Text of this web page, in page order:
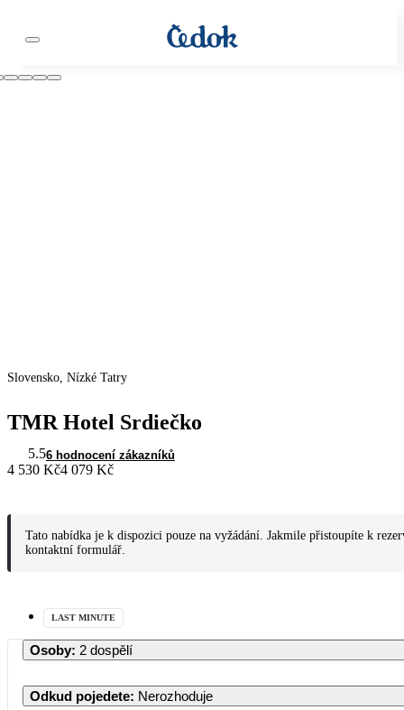
Slovensko, Nízké Tatry
TMR Hotel Srdiečko
5.56 hodnocení zákazníků
4 530 Kč4 079 Kč
Tato nabídka je k dispozici pouze na vyžádání. Jakmile přistoupíte k
kontaktní formulář.
LAST MINUTE
Osoby: 2 dospělí
Odkud pojedete: Nerozhoduje